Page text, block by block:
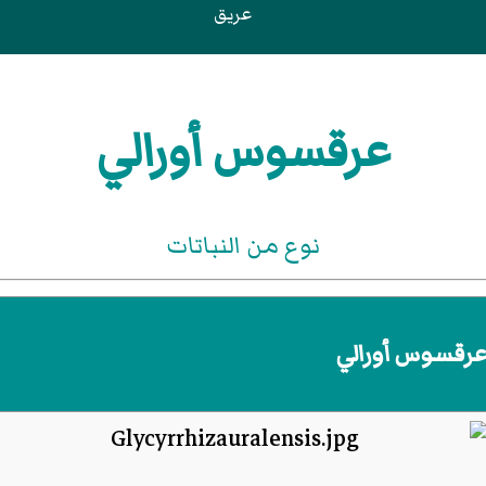
عريق
عرقسوس أورالي
نوع من النباتات
عرقسوس أورالي